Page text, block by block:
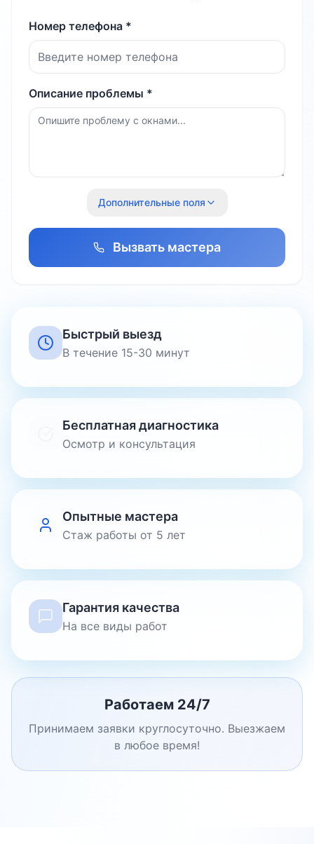
Номер телефона *
Описание проблемы *
Дополнительные поля
Вызвать мастера
Быстрый выезд
В течение 15-30 минут
Бесплатная диагностика
Осмотр и консультация
Опытные мастера
Стаж работы от 5 лет
Гарантия качества
На все виды работ
Работаем 24/7
Принимаем заявки круглосуточно. Выезжаем
в любое время!